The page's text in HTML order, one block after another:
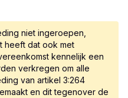
niet ingeroepen,
heeft dat ook met
kennelijk een
verkregen om alle
van artikel 3:264
en dit tegenover de